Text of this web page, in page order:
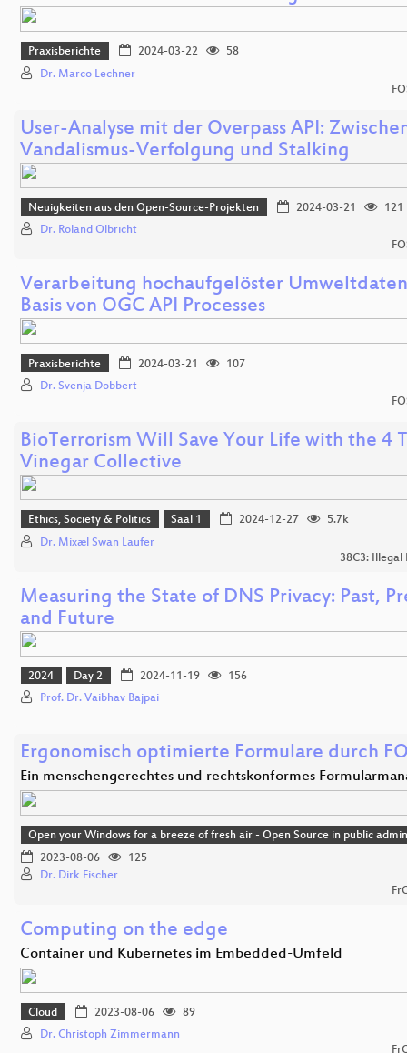
Praxisberichte 2024-03-22
58
Dr. Marco Lechner
User-Analyse mit der Overpass API:
Vandalismus-Verfolgung und Stalking
Neuigkeiten aus den Open-Source-Projekten 2024-03-21
121
Dr. Roland Olbricht
Verarbeitung hochaufgelöster
Basis von OGC API Processes
Praxisberichte 2024-03-21
107
Dr. Svenja Dobbert
BioTerrorism Will Save Your Life with the 4
Vinegar Collective
Ethics, Society & Politics Saal 1 2024-12-27
5.7k
Dr. Mixæl Swan Laufer
38C3: Illegal
Measuring the State of DNS Privacy: Past,
and Future
2024 Day 2 2024-11-19
156
Prof. Dr. Vaibhav Bajpai
Ergonomisch optimierte Formulare durch
Ein menschengerechtes und rechtskonformes
Open your Windows for a breeze of fresh air - Open Source in public
2023-08-06
125
Dr. Dirk Fischer
Computing on the edge
Container und Kubernetes im Embedded-Umfeld
Cloud 2023-08-06
89
Dr. Christoph Zimmermann